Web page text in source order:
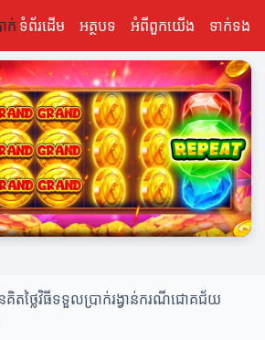
ក់ ទំព័រដើម អត្ថបទ អំពីពួកយើង ទាក់ទង
គិតថ្លៃវិធីទទួលប្រាក់រង្វាន់ករណីជោគជ័យ